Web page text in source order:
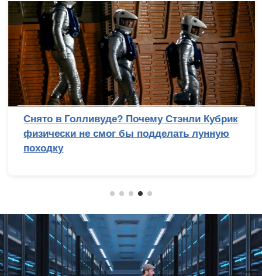
Снято в Голливуде? Почему Стэнли Кубрик
физически не смог бы подделать лунную
походку